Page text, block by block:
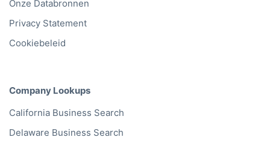
Onze Databronnen
Privacy Statement
Cookiebeleid
Company Lookups
California Business Search
Delaware Business Search